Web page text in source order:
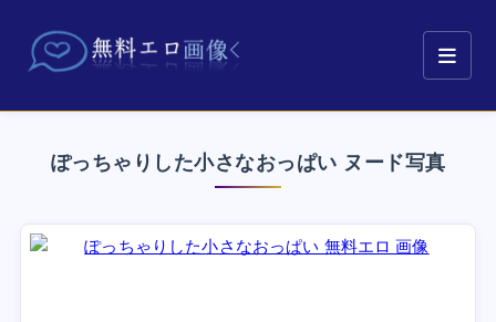
ぽっちゃりした小さなおっぱい ヌード写真